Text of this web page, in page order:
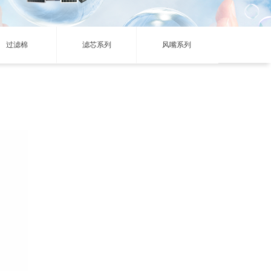
展会信息
过滤棉 滤芯系列 风嘴系列